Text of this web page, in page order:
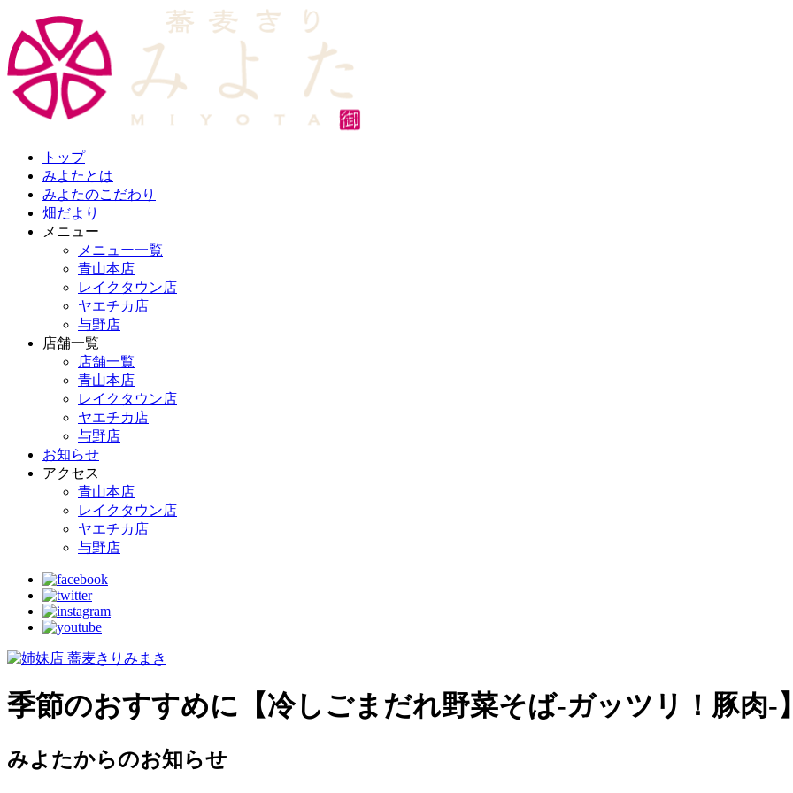
トップ
みよたとは
みよたのこだわり
畑だより
メニュー
メニュー一覧
青山本店
レイクタウン店
ヤエチカ店
与野店
店舗一覧
店舗一覧
青山本店
レイクタウン店
ヤエチカ店
与野店
お知らせ
アクセス
青山本店
レイクタウン店
ヤエチカ店
与野店
季節のおすすめに【冷しごまだれ野菜そば-ガッツリ！豚肉-
みよたからのお知らせ